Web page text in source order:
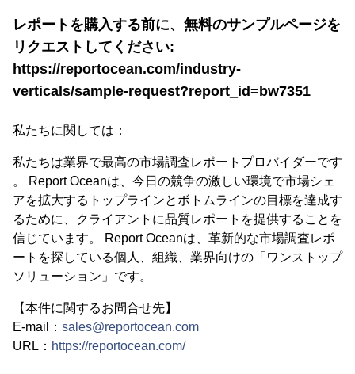
レポートを購入する前に、無料のサンプルページを
リクエストしてください:
https://reportocean.com/industry-
verticals/sample-request?report_id=bw7351
私たちに関しては：
私たちは業界で最高の市場調査レポートプロバイダーです
。 Report Oceanは、今日の競争の激しい環境で市場シェ
アを拡大するトップラインとボトムラインの目標を達成す
るために、クライアントに品質レポートを提供することを
信じています。 Report Oceanは、革新的な市場調査レポ
ートを探している個人、組織、業界向けの「ワンストップ
ソリューション」です。
【本件に関するお問合せ先】
E-mail： sales@reportocean.com
URL： https://reportocean.com/